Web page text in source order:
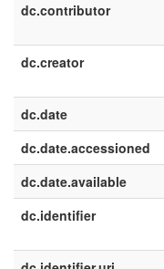
dc.contributor
dc.creator
dc.date
dc.date.accessioned
dc.date.available
dc.identifier